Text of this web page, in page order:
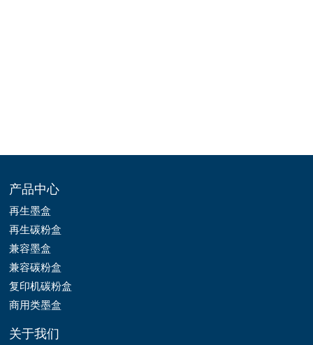
产品中心
再生墨盒
再生碳粉盒
兼容墨盒
兼容碳粉盒
复印机碳粉盒
商用类墨盒
关于我们